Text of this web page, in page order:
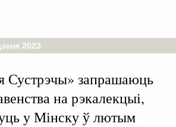
2023
Сустрэчы» запрашаюць
на рэкалекцыі,
у Мінску ў лютым